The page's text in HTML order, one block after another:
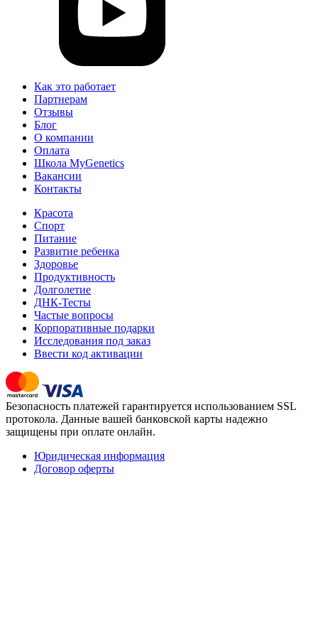
Как это работает
Партнерам
Отзывы
Блог
О компании
Оплата
Школа MyGenetics
Вакансии
Контакты
Красота
Спорт
Питание
Развитие ребенка
Здоровье
Продуктивность
Долголетие
ДНК-Тесты
Частые вопросы
Корпоративные подарки
Исследования под заказ
Ввести код активации
Безопасность платежей гарантируется использованием SSL
протокола. Данные вашей банковской карты надежно
защищены при оплате онлайн.
Юридическая информация
Договор оферты